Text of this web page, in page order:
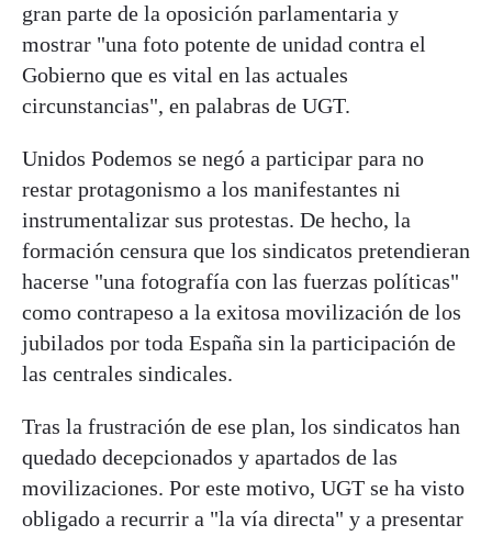
gran parte de la oposición parlamentaria y
mostrar "una foto potente de unidad contra el
Gobierno que es vital en las actuales
circunstancias", en palabras de UGT.
Unidos Podemos se negó a participar para no
restar protagonismo a los manifestantes ni
instrumentalizar sus protestas. De hecho, la
formación censura que los sindicatos pretendieran
hacerse "una fotografía con las fuerzas políticas"
como contrapeso a la exitosa movilización de los
jubilados por toda España sin la participación de
las centrales sindicales.
Tras la frustración de ese plan, los sindicatos han
quedado decepcionados y apartados de las
movilizaciones. Por este motivo, UGT se ha visto
obligado a recurrir a "la vía directa" y a presentar